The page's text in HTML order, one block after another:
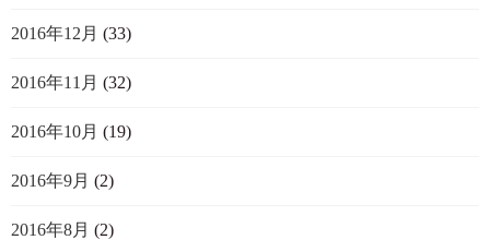
2016年12月 (33)
2016年11月 (32)
2016年10月 (19)
2016年9月 (2)
2016年8月 (2)